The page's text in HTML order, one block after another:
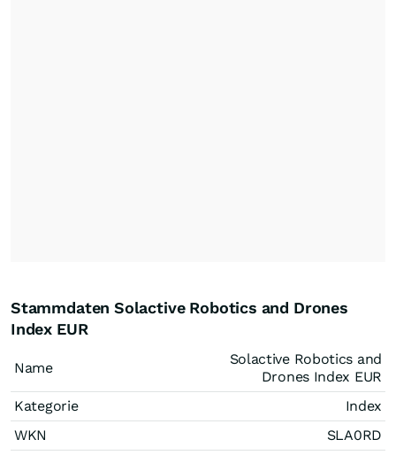
Stammdaten Solactive Robotics and Drones
Index EUR
Name
Solactive Robotics and
Drones Index EUR
Kategorie
Index
WKN
SLA0RD